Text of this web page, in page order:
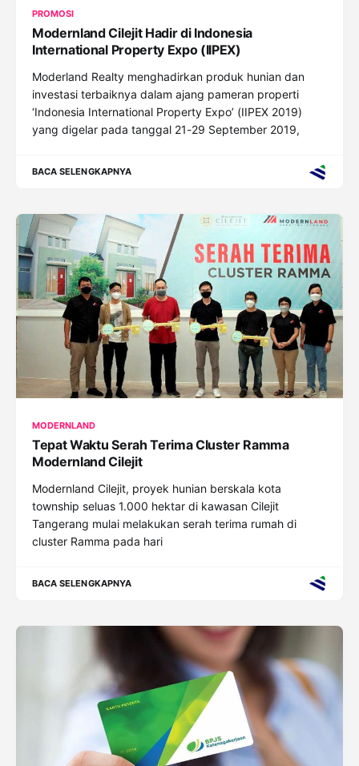
PROMOSI
Modernland Cilejit Hadir di Indonesia
International Property Expo (IIPEX)
Moderland Realty menghadirkan produk hunian dan
investasi terbaiknya dalam ajang pameran properti
‘Indonesia International Property Expo’ (IIPEX 2019)
yang digelar pada tanggal 21-29 September 2019,
BACA SELENGKAPNYA
MODERNLAND
Tepat Waktu Serah Terima Cluster Ramma
Modernland Cilejit
Modernland Cilejit, proyek hunian berskala kota
township seluas 1.000 hektar di kawasan Cilejit
Tangerang mulai melakukan serah terima rumah di
cluster Ramma pada hari
BACA SELENGKAPNYA